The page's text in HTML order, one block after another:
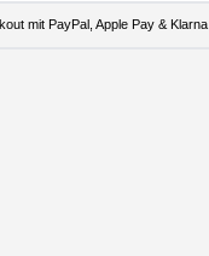
mit PayPal, Apple Pay &